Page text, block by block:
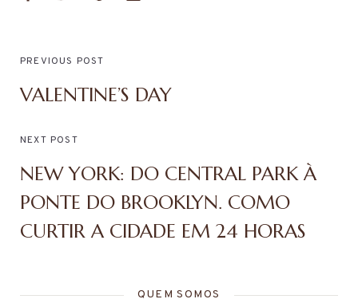
PREVIOUS POST
VALENTINE’S DAY
NEXT POST
NEW YORK: DO CENTRAL PARK À
PONTE DO BROOKLYN. COMO
CURTIR A CIDADE EM 24 HORAS
QUEM SOMOS